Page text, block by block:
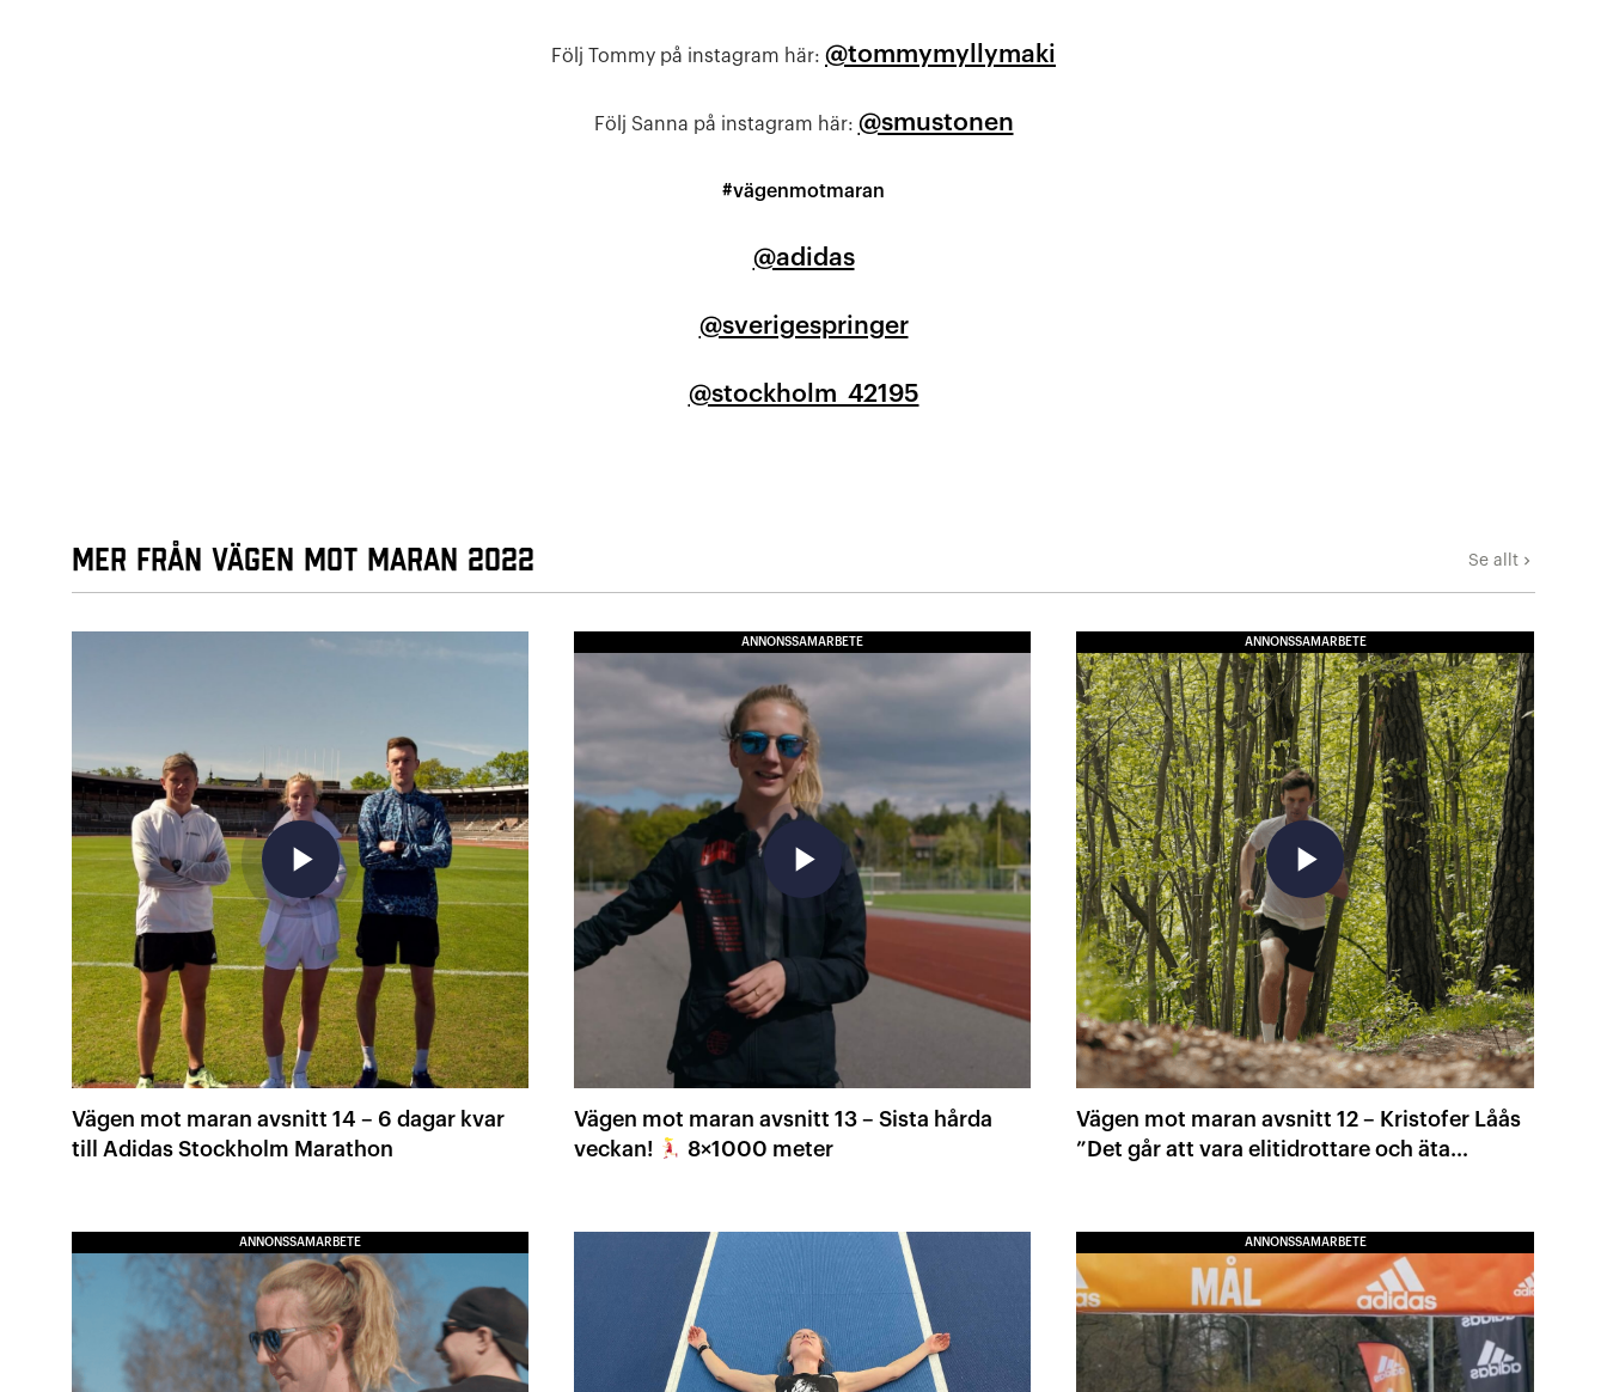
Följ Tommy på instagram här: @tommymyllymaki
Följ Sanna på instagram här: @smustonen
#vägenmotmaran
@adidas
@sverigespringer
@stockholm_42195
Mer från Vägen mot maran 2022 Se allt keyboard_arrow_right
play_arrow
Vägen mot maran avsnitt 14 – 6 dagar kvar
till Adidas Stockholm Marathon
ANNONSSAMARBETE
play_arrow
Vägen mot maran avsnitt 13 – Sista hårda
veckan!
8×1000 meter
ANNONSSAMARBETE
play_arrow
Vägen mot maran avsnitt 12 – Kristofer Låås
”Det går att vara elitidrottare och äta
ANNONSSAMARBETE ANNONSSAMARBETE